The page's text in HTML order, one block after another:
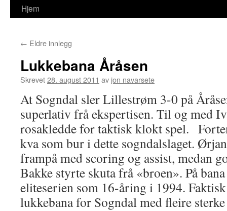
Hopp
innhold
Hjem
← Eldre innlegg
Lukkebana Åråsen
Skrevet28. august 2011 av jon navarsete
At Sogndal sler Lillestrøm 3-0 på
superlativ frå ekspertisen. Til og med
rosakledde for taktisk klokt spel.
kva som bur i dette sogndalslaget.
frampå med scoring og assist, medan
Bakke styrte skuta frå «broen». På
eliteserien som 16-åring i 1994.
lukkebana for Sogndal med fleire